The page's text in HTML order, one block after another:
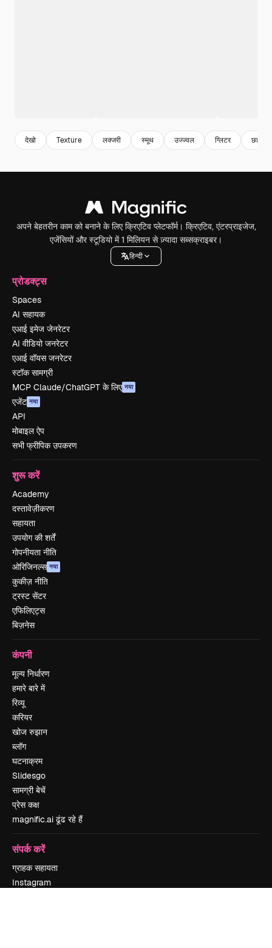
देखो Texture लक्जरी स्मूथ उज्ज्वल ग्लिटर छाया
अपने बेहतरीन काम को बनाने के लिए क्रिएटिव प्लेटफॉर्म। क्रिएटिव, एंटरप्राइजेज,
एजेंसियों और स्टूडियो में 1 मिलियन से ज़्यादा सब्सक्राइबर।
हिन्दी
प्रोडक्ट्स
Spaces
AI सहायक
एआई इमेज जेनरेटर
AI वीडियो जनरेटर
एआई वॉयस जनरेटर
स्टॉक सामग्री
MCP Claude/ChatGPT के लिए नया
एजेंट नया
API
मोबाइल ऐप
सभी फ्रीपिक उपकरण
शुरू करें
Academy
दस्तावेज़ीकरण
सहायता
उपयोग की शर्तें
गोपनीयता नीति
ओरिजिनल्स नया
कुकीज़ नीति
ट्रस्ट सेंटर
एफिलिएट्स
बिज़नेस
कंपनी
मूल्य निर्धारण
हमारे बारे में
रिव्यू
करियर
खोज रुझान
ब्लॉग
घटनाक्रम
Slidesgo
सामग्री बेचें
प्रेस कक्ष
magnific.ai ढूंढ रहे हैं
संपर्क करें
ग्राहक सहायता
Instagram